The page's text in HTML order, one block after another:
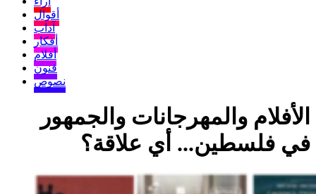
أقوال
آداب
أفكار
أفلام
فنون
نصوص
الأفلام والمهرجانات والجمهور
في فلسطين... أي علاقة؟